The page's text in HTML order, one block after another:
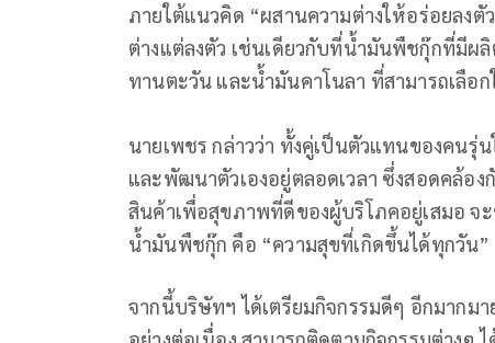
ภายใต้แนวคิด “ผสานความต่างให้อร่อยลง
ต่างแต่ลงตัว เช่นเดียวกับที่น้ำมันพืชกุ๊กที่มี
ทานตะวัน และน้ำมันคาโนลา ที่สามารถเลือ
นายเพชร กล่าวว่า ทั้งคู่เป็นตัวแทนของคนรุ่
และพัฒนาตัวเองอยู่ตลอดเวลา ซึ่งสอดคล้
สินค้าเพื่อสุขภาพที่ดีของผู้บริโภคอยู่เสมอ จ
น้ำมันพืชกุ๊ก คือ “ความสุขที่เกิดขึ้นได้ทุกวัน”
จากนี้บริษัทฯ ได้เตรียมกิจกรรมดีๆ อีกมาก